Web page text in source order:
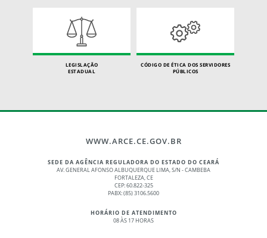
LEGISLAÇÃO
ESTADUAL
CÓDIGO DE ÉTICA DOS SERVIDORES
PÚBLICOS
WWW.ARCE.CE.GOV.BR
SEDE DA AGÊNCIA REGULADORA DO ESTADO DO CEARÁ
AV. GENERAL AFONSO ALBUQUERQUE LIMA, S/N - CAMBEBA
FORTALEZA, CE
CEP: 60.822-325
PABX: (85) 3106.5600
HORÁRIO DE ATENDIMENTO
08 ÀS 17 HORAS